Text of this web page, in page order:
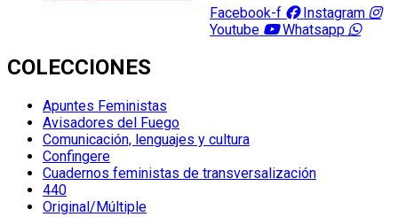
Facebook-f
Instagram
Youtube
Whatsapp
COLECCIONES
Apuntes Feministas
Avisadores del Fuego
Comunicación, lenguajes y cultura
Confingere
Cuadernos feministas de transversalización
440
Original/Múltiple